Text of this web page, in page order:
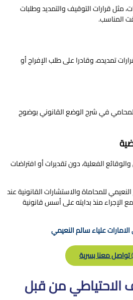
مثل قرارات التوقيف والتمديد وطلبات
المناسب.
تمديده، وقادرا على طلب الإفراج أو
المحامي في شرح الوضع القانوني بوضوح
الفعلية، دون تقديرات أو افتراضات
للمحاماة والاستشارات القانونية عند
الإجراء منذ بدايته على أسس قانونية
علياء سالم النعيمي
تواصل معنا بسرية
الاحتياطي من قبل